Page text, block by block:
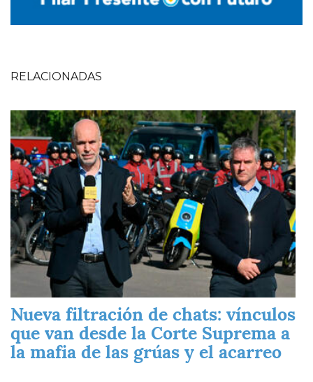
RELACIONADAS
Imagen
Nueva filtración de chats: vínculos
que van desde la Corte Suprema a
la mafia de las grúas y el acarreo